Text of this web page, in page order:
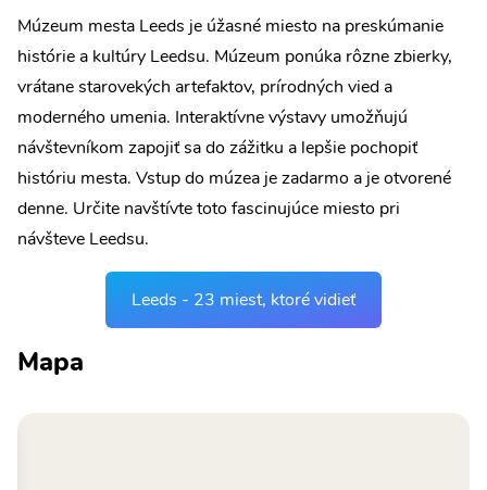
Múzeum mesta Leeds je úžasné miesto na preskúmanie
histórie a kultúry Leedsu. Múzeum ponúka rôzne zbierky,
vrátane starovekých artefaktov, prírodných vied a
moderného umenia. Interaktívne výstavy umožňujú
návštevníkom zapojiť sa do zážitku a lepšie pochopiť
históriu mesta. Vstup do múzea je zadarmo a je otvorené
denne. Určite navštívte toto fascinujúce miesto pri
návšteve Leedsu.
Leeds - 23 miest, ktoré vidieť
Mapa